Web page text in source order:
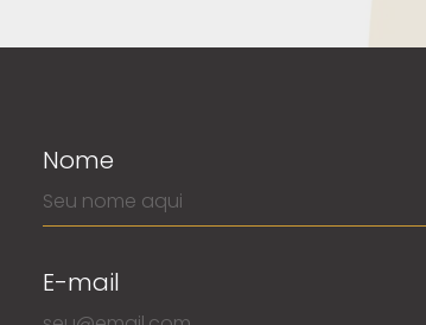
Nome
E-mail